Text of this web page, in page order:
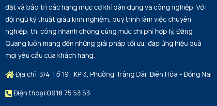
đặt và bảo trì các hạng mục cơ khí dân dụng và công nghiệp. Với
đội ngũ kỹ thuật giàu kinh nghiệm, quy trình làm việc chuyên
nghiệp, thi công nhanh chóng cùng mức chi phí hợp lý, Đăng
Quang luôn mang đến những giải pháp tối ưu, đáp ứng hiệu quả
mọi yêu cầu của khách hàng.
Địa chỉ: 3/4 Tổ 19 , KP 3, Phường Trảng Dài, Biên Hòa - Đồng Nai
Điện thoại:0918 75 53 53